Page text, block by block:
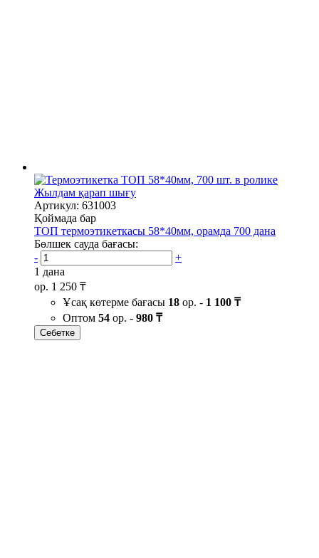
Жылдам қарап шығу
Артикул: 631003
Қоймада бар
ТОП термоэтикеткасы 58*40мм, орамда 700 дана
Бөлшек сауда бағасы:
-
+
1 дана
ор. 1 250 ₸
Ұсақ көтерме бағасы 18 ор. - 1 100 ₸
Оптом 54 ор. - 980 ₸
Себетке